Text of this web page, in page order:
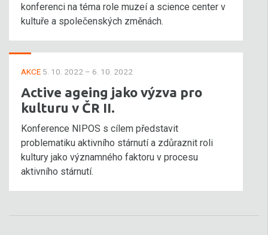
konferenci na téma role muzeí a science center v
kultuře a společenských změnách.
AKCE 5. 10. 2022 – 6. 10. 2022
Active ageing jako výzva pro
kulturu v ČR II.
Konference NIPOS s cílem představit
problematiku aktivního stárnutí a zdůraznit roli
kultury jako významného faktoru v procesu
aktivního stárnutí.